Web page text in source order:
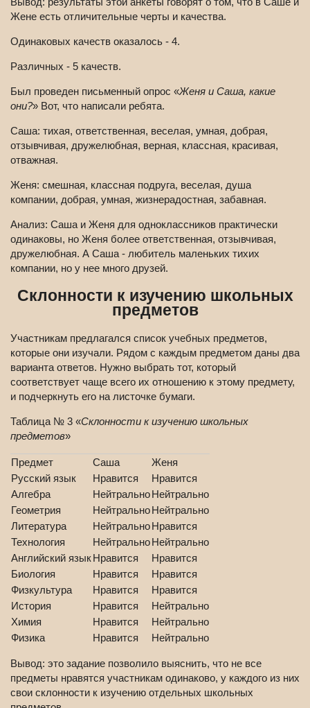
Жене есть отличительные черты и качества.
Одинаковых качеств оказалось - 4.
Различных - 5 качеств.
Был проведен письменный опрос «Женя и Саша, какие
они?» Вот, что написали ребята.
Саша: тихая, ответственная, веселая, умная, добрая,
отзывчивая, дружелюбная, верная, классная, красивая,
отважная.
Женя: смешная, классная подруга, веселая, душа
компании, добрая, умная, жизнерадостная, забавная.
Анализ: Саша и Женя для одноклассников практически
одинаковы, но Женя более ответственная, отзывчивая,
дружелюбная. А Саша - любитель маленьких тихих
компании, но у нее много друзей.
Склонности к изучению школьных
предметов
Участникам предлагался список учебных предметов,
которые они изучали. Рядом с каждым предметом даны два
варианта ответов. Нужно выбрать тот, который
соответствует чаще всего их отношению к этому предмету,
и подчеркнуть его на листочке бумаги.
Таблица № 3 «Склонности к изучению школьных
предметов»
Предмет Саша
Женя
Русский язык
Нравится
Нравится
Алгебра
НейтральноНейтрально
Геометрия
НейтральноНейтрально
Литература
НейтральноНравится
Технология
НейтральноНейтрально
Английский языкНравится
Нравится
Биология
Нравится
Нравится
Физкультура
Нравится
Нравится
История
Нравится
Нейтрально
Химия
Нравится
Нейтрально
Физика
Нравится Нейтрально
Вывод: это задание позволило выяснить, что не все
предметы нравятся участникам одинаково, у каждого из них
свои склонности к изучению отдельных школьных